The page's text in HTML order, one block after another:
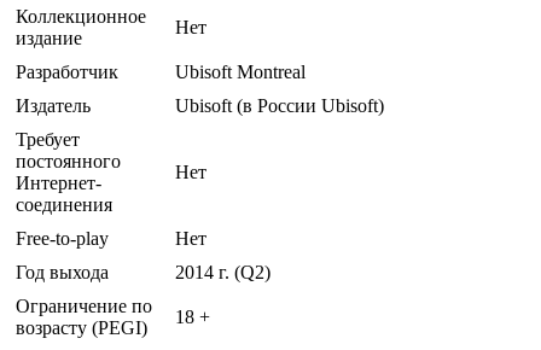
Коллекционное
издание
Нет
Разработчик
Ubisoft Montreal
Издатель
Ubisoft (в России Ubisoft)
Требует
постоянного
Интернет-
соединения
Нет
Free-to-play
Нет
Год выхода
2014 г. (Q2)
Ограничение по
возрасту (PEGI)
18 +